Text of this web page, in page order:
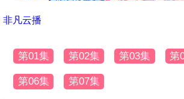
非凡云播
第01集 第02集 第03集 第
第06集 第07集